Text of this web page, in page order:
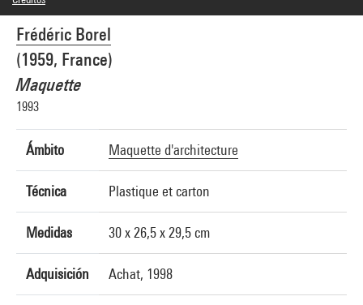
Frédéric Borel
(1959, France)
Maquette
1993
Ámbito Maquette d'architecture
Técnica Plastique et carton
Medidas 30 x 26,5 x 29,5 cm
Adquisición Achat, 1998
© Adagp, Paris
Referencia de la imagen : 4R14114 [1999 CX 3307]